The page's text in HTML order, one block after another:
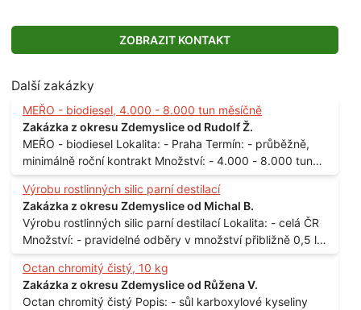
ZOBRAZIT KONTAKT
Další zakázky
MEŘO - biodiesel, 4.000 - 8.000 tun měsíčně
Zakázka z okresu Zdemyslice od Rudolf Ž.
MEŘO - biodiesel Lokalita: - Praha Termín: - průběžně,
minimálně roční kontrakt Množství: - 4.000 - 8.000 tun
měsíčně
Výrobu rostlinných silic parní destilací
Zakázka z okresu Zdemyslice od Michal B.
Výrobu rostlinných silic parní destilací Lokalita: - celá ČR
Množství: - pravidelné odběry v množství přibližně 0,5 l
až 1 l
Octan chromitý čistý, 10 kg
Zakázka z okresu Zdemyslice od Růžena V.
Octan chromitý čistý Popis: - sůl karboxylové kyseliny